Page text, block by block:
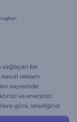
sağlayan bir
kendi reklam
sayesinde
ve enerjinizi
göre, istediğiniz